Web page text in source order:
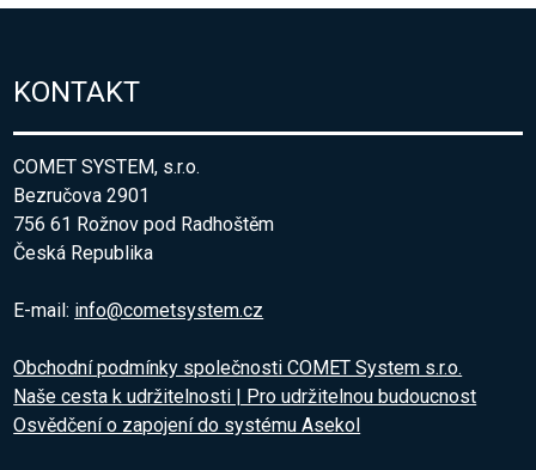
KONTAKT
COMET SYSTEM, s.r.o.
Bezručova 2901
756 61 Rožnov pod Radhoštěm
Česká Republika
E-mail: info@cometsystem.cz
Obchodní podmínky společnosti COMET System s.r.o.
Naše cesta k udržitelnosti | Pro udržitelnou budoucnost
Osvědčení o zapojení do systému Asekol